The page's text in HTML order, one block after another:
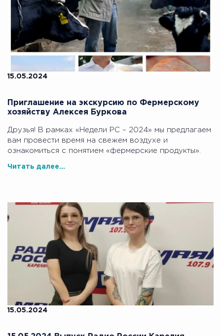
15.05.2024
Приглашение на экскурсию по Фермерскому
хозяйству Алексея Буркова
Друзья! В рамках «Недели РС – 2024» мы предлагаем
вам провести время на свежем воздухе и
ознакомиться с понятием «фермерские продукты».
Читать далее...
15.05.2024